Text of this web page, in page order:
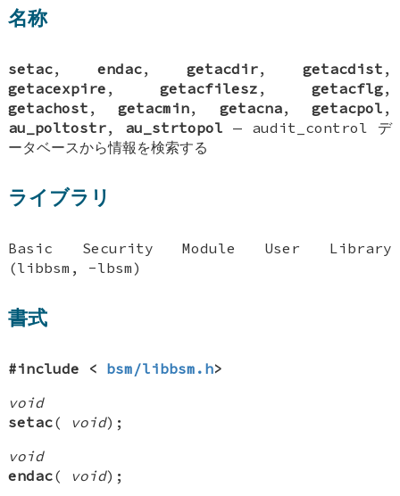
名称
setac,endac, getacdir, getacdist ,
getacexpire , getacfilesz , getacflg,
getachost ,getacmin, getacna, getacpol ,
au_poltostr, au_strtopol — audit_control デ
ータベースから情報を検索する
ライブラリ
Basic Security Module User Library
(libbsm, -lbsm)
書式
#include < bsm/libbsm.h>
void
setac( void);
void
endac( void);